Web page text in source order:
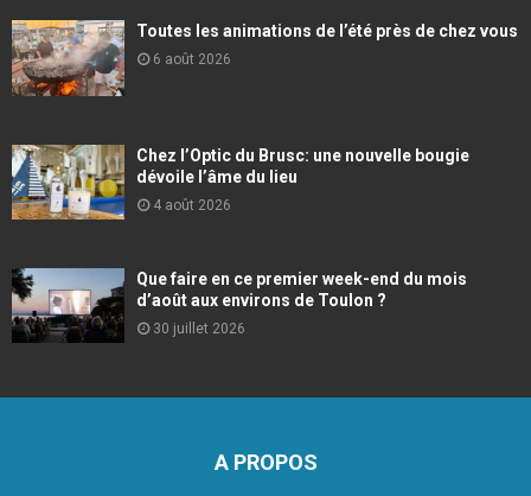
Toutes les animations de l’été près de chez vous
6 août 2026
Chez l’Optic du Brusc: une nouvelle bougie
dévoile l’âme du lieu
4 août 2026
Que faire en ce premier week-end du mois
d’août aux environs de Toulon ?
30 juillet 2026
A PROPOS